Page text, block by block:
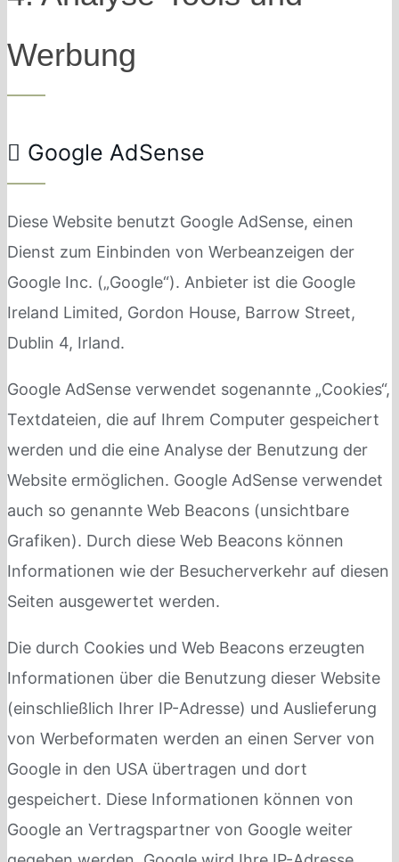
Werbung
Google AdSense
Diese Website benutzt Google AdSense, einen
Dienst zum Einbinden von Werbeanzeigen der
Google Inc. („Google“). Anbieter ist die Google
Ireland Limited, Gordon House, Barrow Street,
Dublin 4, Irland.
Google AdSense verwendet sogenannte „Cookies“,
Textdateien, die auf Ihrem Computer gespeichert
werden und die eine Analyse der Benutzung der
Website ermöglichen. Google AdSense verwendet
auch so genannte Web Beacons (unsichtbare
Grafiken). Durch diese Web Beacons können
Informationen wie der Besucherverkehr auf diesen
Seiten ausgewertet werden.
Die durch Cookies und Web Beacons erzeugten
Informationen über die Benutzung dieser Website
(einschließlich Ihrer IP-Adresse) und Auslieferung
von Werbeformaten werden an einen Server von
Google in den USA übertragen und dort
gespeichert. Diese Informationen können von
Google an Vertragspartner von Google weiter